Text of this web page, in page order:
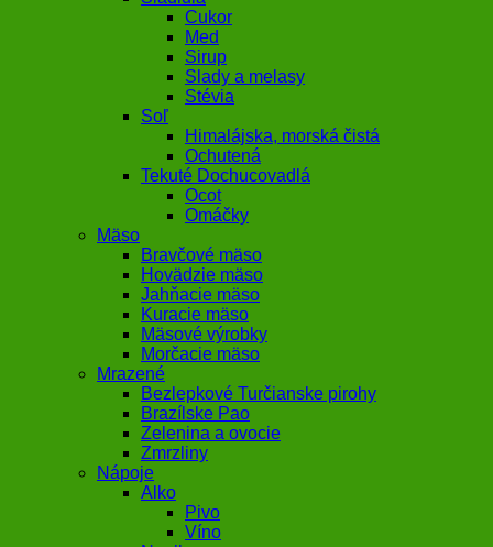
Cukor
Med
Sirup
Slady a melasy
Stévia
Soľ
Himalájska, morská čistá
Ochutená
Tekuté Dochucovadlá
Ocot
Omáčky
Mäso
Bravčové mäso
Hovädzie mäso
Jahňacie mäso
Kuracie mäso
Mäsové výrobky
Morčacie mäso
Mrazené
Bezlepkové Turčianske pirohy
Brazílske Pao
Zelenina a ovocie
Zmrzliny
Nápoje
Alko
Pivo
Víno